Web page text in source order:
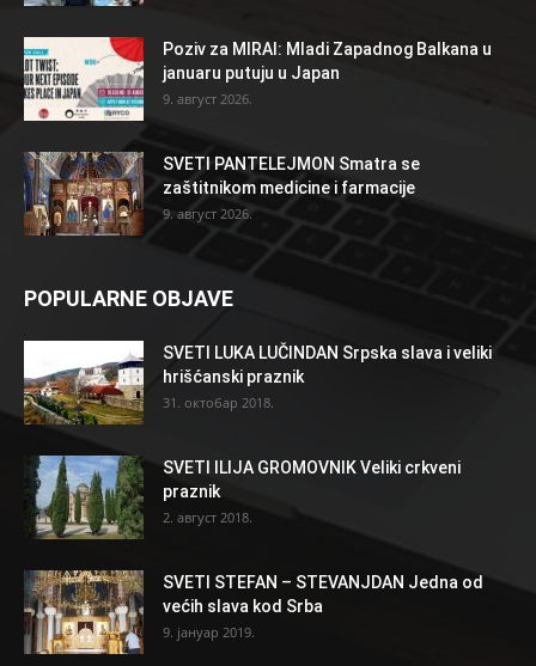
Poziv za MIRAI: Mladi Zapadnog Balkana u
januaru putuju u Japan
9. август 2026.
SVETI PANTELEJMON Smatra se
zaštitnikom medicine i farmacije
9. август 2026.
POPULARNE OBJAVE
SVETI LUKA LUČINDAN Srpska slava i veliki
hrišćanski praznik
31. октобар 2018.
SVETI ILIJA GROMOVNIK Veliki crkveni
praznik
2. август 2018.
SVETI STEFAN – STEVANJDAN Jedna od
većih slava kod Srba
9. јануар 2019.